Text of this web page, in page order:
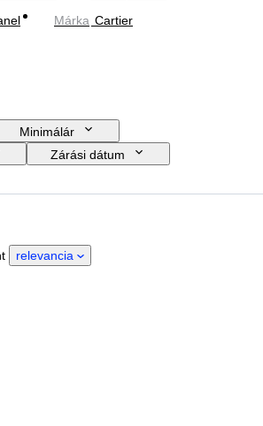
Márka Cartier
Minimálár
Zárási dátum
Kő
Stílus
relevancia